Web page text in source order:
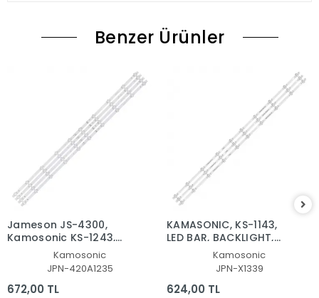
Benzer Ürünler
Jameson JS-4300,
Kamosonic KS-1243,
LED BAR, JL.D420A1235-
081BS-M, SD43-DNJF-
Kamosonic
JPN-420A1235
672,00 TL
KAMASONIC, KS-1143,
LED BAR, BACKLIGHT,
PANEL LEDLERİ, HL-
2A420A28-1001S-01, A1,
8D2A-DLM4-201002,
201000, BACLIGHT
Kamosonic
JPN-X1339
624,00 TL